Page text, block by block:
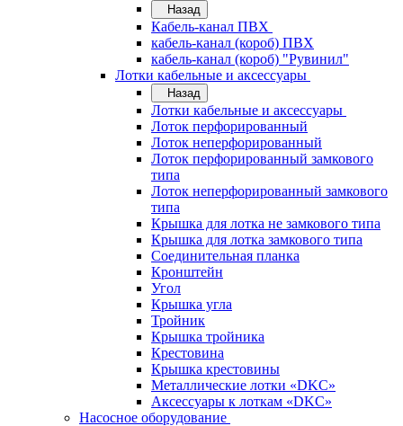
Назад
Кабель-канал ПВХ
кабель-канал (короб) ПВХ
кабель-канал (короб) "Рувинил"
Лотки кабельные и аксессуары
Назад
Лотки кабельные и аксессуары
Лоток перфорированный
Лоток неперфорированный
Лоток перфорированный замкового
типа
Лоток неперфорированный замкового
типа
Крышка для лотка не замкового типа
Крышка для лотка замкового типа
Соединительная планка
Кронштейн
Угол
Крышка угла
Тройник
Крышка тройника
Крестовина
Крышка крестовины
Металлические лотки «DKC»
Аксессуары к лоткам «DKC»
Насосное оборудование